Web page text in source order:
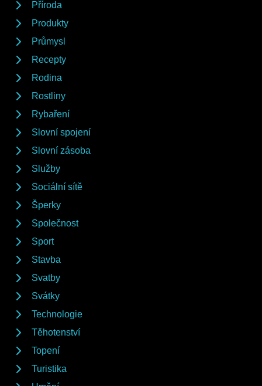
Příroda
Produkty
Průmysl
Recepty
Rodina
Rostliny
Rybaření
Slovní spojení
Slovní zásoba
Služby
Sociální sítě
Šperky
Společnost
Sport
Stavba
Svatby
Svátky
Technologie
Těhotenství
Topení
Turistika